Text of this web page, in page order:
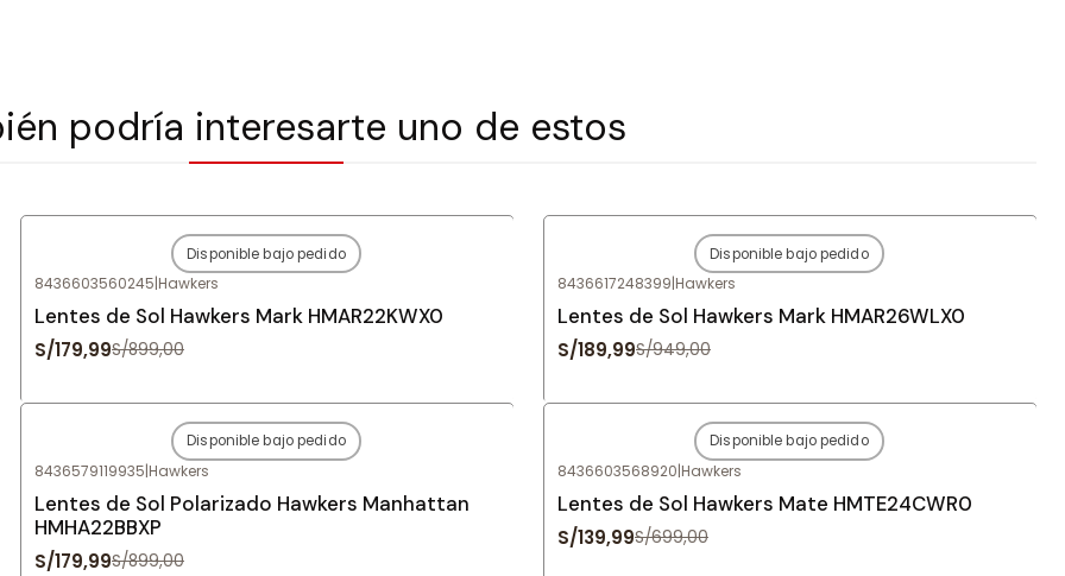
podría interesarte uno de estos
Agotado
Disponible bajo pedido
8436603560245|Hawkers
Lentes de Sol Hawkers Mark HMAR22KWX0
S/179,99S/899,00
Agotado
Disponible bajo pedido
8436617248399|Hawkers
Lentes de Sol Hawkers Mark HMAR26WLX0
S/189,99S/949,00
Agotado
Disponible bajo pedido
8436579119935|Hawkers
Lentes de Sol Polarizado Hawkers Manhattan
HMHA22BBXP
S/179,99S/899,00
Agotado
Disponible bajo pedido
8436603568920|Hawkers
Lentes de Sol Hawkers Mate HMTE24CWR0
S/139,99S/699,00